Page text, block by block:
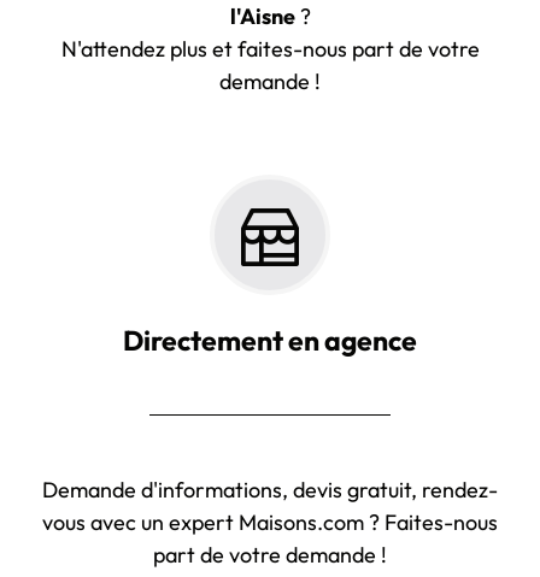
l'Aisne?
N'attendez plus et faites-nous part de votre
demande !
Directement en agence
Demande d'informations, devis gratuit, rendez-
vous avec un expert Maisons.com ? Faites-nous
part de votre demande !